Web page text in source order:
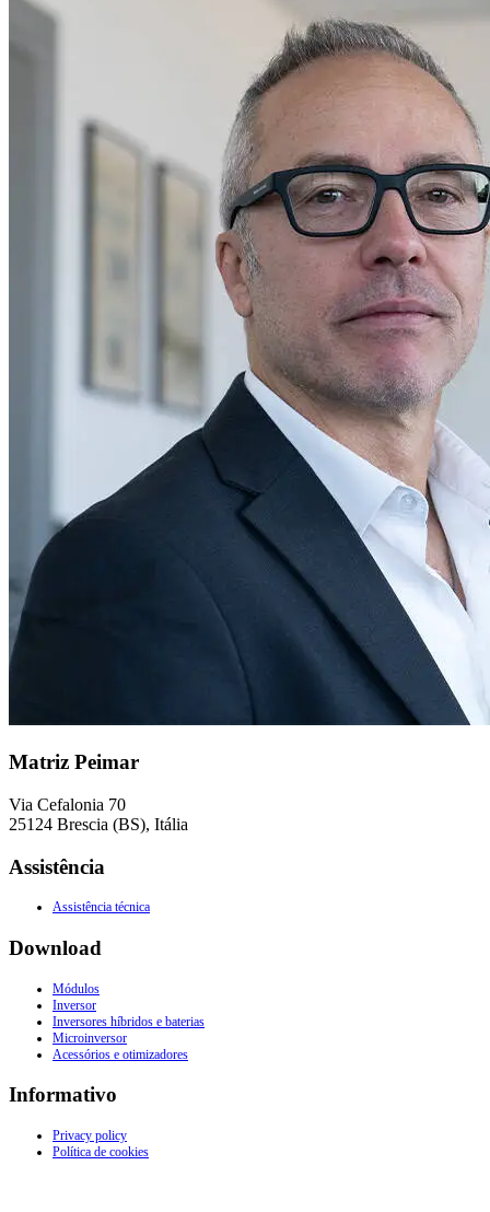
Matriz Peimar
Via Cefalonia 70
25124 Brescia (BS), Itália
Assistência
Assistência técnica
Download
Módulos
Inversor
Inversores híbridos e baterias
Microinversor
Acessórios e otimizadores
Informativo
Privacy policy
Política de cookies